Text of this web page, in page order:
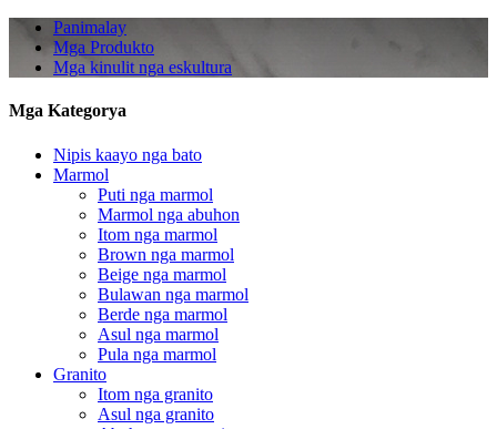
Panimalay
Mga Produkto
Mga kinulit nga eskultura
Mga Kategorya
Nipis kaayo nga bato
Marmol
Puti nga marmol
Marmol nga abuhon
Itom nga marmol
Brown nga marmol
Beige nga marmol
Bulawan nga marmol
Berde nga marmol
Asul nga marmol
Pula nga marmol
Granito
Itom nga granito
Asul nga granito